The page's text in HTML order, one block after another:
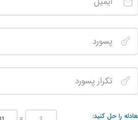
را حل کنید